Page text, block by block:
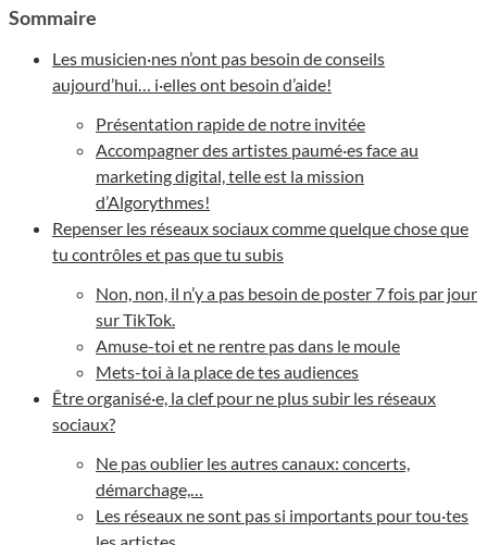
Sommaire
Les musicien·nes n’ont pas besoin de conseils
aujourd’hui… i·elles ont besoin d’aide!
Présentation rapide de notre invitée
Accompagner des artistes paumé·es face au
marketing digital, telle est la mission
d’Algorythmes!
Repenser les réseaux sociaux comme quelque chose que
tu contrôles et pas que tu subis
Non, non, il n’y a pas besoin de poster 7 fois par jour
sur TikTok.
Amuse-toi et ne rentre pas dans le moule
Mets-toi à la place de tes audiences
Être organisé·e, la clef pour ne plus subir les réseaux
sociaux?
Ne pas oublier les autres canaux: concerts,
démarchage,…
Les réseaux ne sont pas si importants pour tou·tes